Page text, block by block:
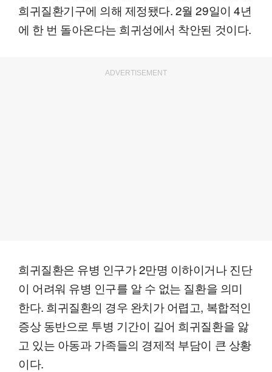
희귀질환기구에 의해 제정됐다. 2월 29일이 4년
에 한 번 돌아온다는 희귀성에서 착안된 것이다.
ADVERTISEMENT
희귀질환은 유병 인구가 2만명 이하이거나 진단
이 어려워 유병 인구를 알 수 없는 질환을 의미
한다. 희귀질환의 경우 완치가 어렵고, 복합적인
증상 동반으로 투병 기간이 길어 희귀질환을 앓
고 있는 아동과 가족들의 경제적 부담이 큰 상황
이다.